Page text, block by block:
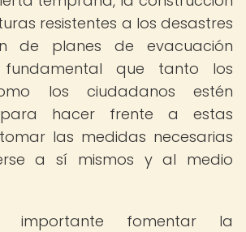
resistentes a los desastres
de planes de evacuación
fundamental que tanto los
los ciudadanos estén
hacer frente a estas
las medidas necesarias
a sí mismos y al medio
importante fomentar la